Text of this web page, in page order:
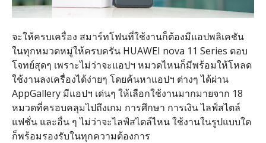
จะให้ครบเครื่อง สมาร์ทโฟนที่ใช้งานก็ต้องมีแอปพลิเคชัน
ในทุกหมวดหมู่ให้ครบครันHUAWEI nova 11 Series ตอบ
โจทย์สุดๆ เพราะไม่ว่าจะแอปฯ หมวดไหนก็มีพร้อมให้โหลด
ใช้งานลงเครื่องได้ง่ายๆ โดยค้นหาแอปฯ ต่างๆ ได้ผ่าน
AppGallery มีแอปฯ เด่นๆ ให้เลือกใช้งานมากมายจาก 18
หมวดที่ครอบคลุมไปถึงเกม การศึกษา การเงิน ไลฟ์สไตล์
แฟชั่น และอื่น ๆ ไม่ว่าจะไลฟ์สไตล์ไหน ใช้งานในรูปแบบใด
ก็พร้อมรองรับในทุกความต้องการ